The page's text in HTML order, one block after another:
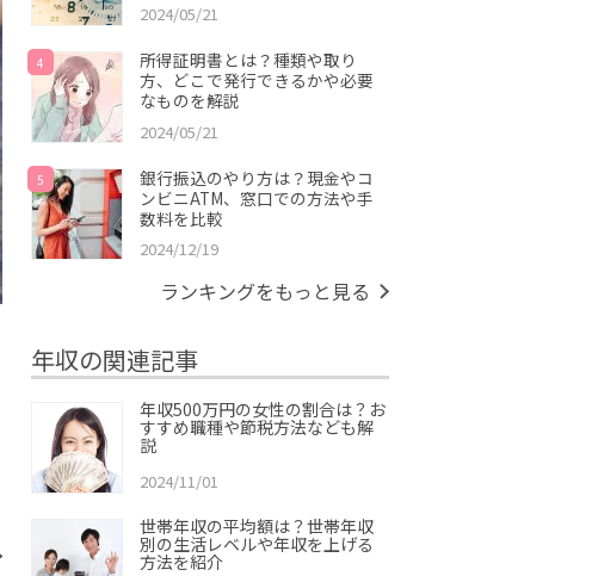
2024/05/21
4
所得証明書とは？種類や取り
方、どこで発行できるかや必要
なものを解説
2024/05/21
5
銀行振込のやり方は？現金やコ
ンビニATM、窓口での方法や手
数料を比較
2024/12/19
ランキングをもっと見る
年収の関連記事
年収500万円の女性の割合は？お
すすめ職種や節税方法なども解
説
2024/11/01
世帯年収の平均額は？世帯年収
別の生活レベルや年収を上げる
方法を紹介